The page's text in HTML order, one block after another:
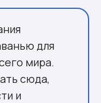
для
мира.
сюда,
и